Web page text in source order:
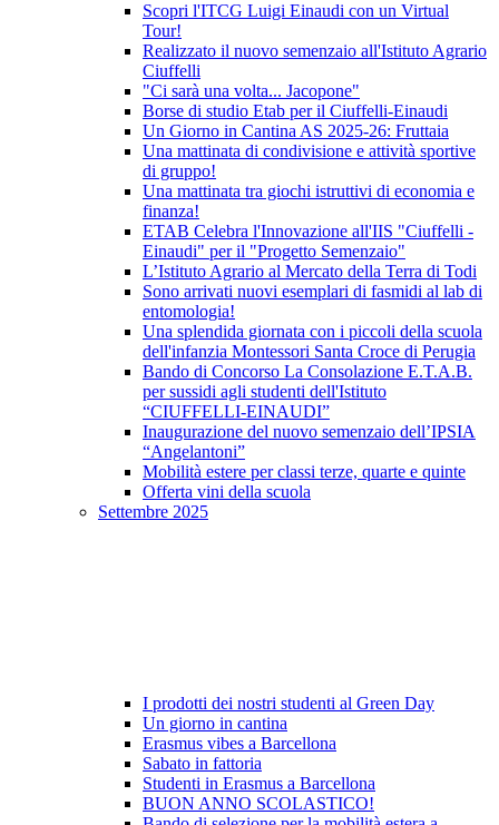
Scopri l'ITCG Luigi Einaudi con un Virtual
Tour!
Realizzato il nuovo semenzaio all'Istituto Agrario
Ciuffelli
"Ci sarà una volta... Jacopone"
Borse di studio Etab per il Ciuffelli-Einaudi
Un Giorno in Cantina AS 2025-26: Fruttaia
Una mattinata di condivisione e attività sportive
di gruppo!
Una mattinata tra giochi istruttivi di economia e
finanza!
ETAB Celebra l'Innovazione all'IIS "Ciuffelli -
Einaudi" per il "Progetto Semenzaio"
L’Istituto Agrario al Mercato della Terra di Todi
Sono arrivati nuovi esemplari di fasmidi al lab di
entomologia!
Una splendida giornata con i piccoli della scuola
dell'infanzia Montessori Santa Croce di Perugia
Bando di Concorso La Consolazione E.T.A.B.
per sussidi agli studenti dell'Istituto
“CIUFFELLI-EINAUDI”
Inaugurazione del nuovo semenzaio dell’IPSIA
“Angelantoni”
Mobilità estere per classi terze, quarte e quinte
Offerta vini della scuola
Settembre 2025
I prodotti dei nostri studenti al Green Day
Un giorno in cantina
Erasmus vibes a Barcellona
Sabato in fattoria
Studenti in Erasmus a Barcellona
BUON ANNO SCOLASTICO!